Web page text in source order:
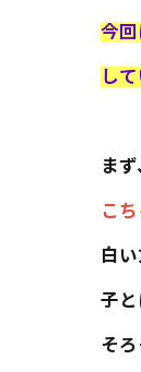
今
し
ま
こ
白
子
そ